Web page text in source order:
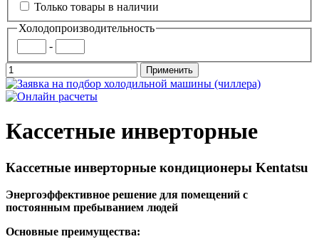
Только товары в наличии
Холодопроизводительность
-
Кассетные инверторные
Кассетные инверторные кондиционеры Kentatsu
Энергоэффективное решение для помещений с
постоянным пребыванием людей
Основные преимущества: